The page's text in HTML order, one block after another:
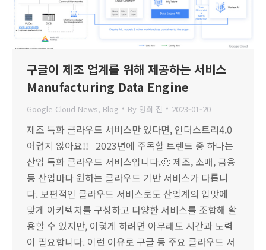
구글이 제조 업계를 위해 제공하는 서비스
Manufacturing Data Engine
Google Cloud News, Blog By 영희 진 2023-01-20
제조 특화 클라우드 서비스만 있다면, 인더스트리4.0
어렵지 않아요!! 2023년에 주목할 트렌드 중 하나는
산업 특화 클라우드 서비스입니다.🙂 제조, 소매, 금융
등 산업마다 원하는 클라우드 기반 서비스가 다릅니
다. 보편적인 클라우드 서비스로도 산업계의 입맛에
맞게 아키텍처를 구성하고 다양한 서비스를 조합해 활
용할 수 있지만, 이렇게 하려면 아무래도 시간과 노력
이 필요합니다. 이런 이유로 구글 등 주요 클라우드 서